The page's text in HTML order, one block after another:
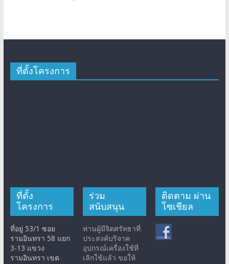
ที่ตั้งโครงการ
ที่ตั้ง
โครงการ
ที่อยู่ 53/1 ซอย
รามอินทรา 58 แยก
3-13 แขวง
รามอินทรา เขต
ร่วม
สนับสนุน
ท่านผู้มีจิตศรัทธาที่
ประสงค์บริจาค
อุปกรณ์เครื่องใช้ที่
เลิกใช้แล้ว ขอให้
ติดตาม ผ่าน
โซเชียล